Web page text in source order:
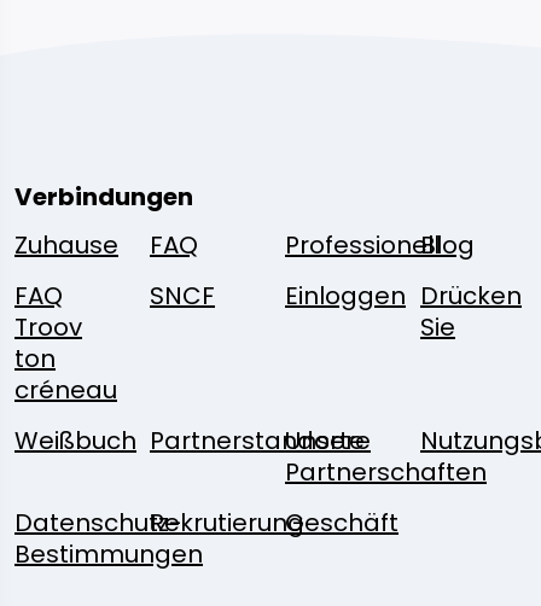
Verbindungen
Zuhause
FAQ ProfessionellBlog
FAQ
Troov
ton
créneau
SNCF Einloggen Drücken
Sie
Weißbuch Partnerstandorte
Unsere
Partnerschaften
Datenschutz-
Bestimmungen
RekrutierungGeschäft